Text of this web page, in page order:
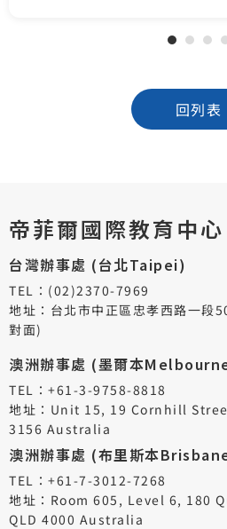
回列表
帝菲爾國際教育中心
台灣辦事處 (台北Taipei)
TEL：(02)2370-7969
地址：台北市中正區忠孝西路一段
對面)
澳洲辦事處 (墨爾本
TEL：+61-3-9758-8818
地址：Unit 15, 19 Cornhill
3156 Australia
澳洲辦事處 (布里斯本
TEL：+61-7-3012-7268
地址：Room 605, Level 6, 180
QLD 4000 Australia